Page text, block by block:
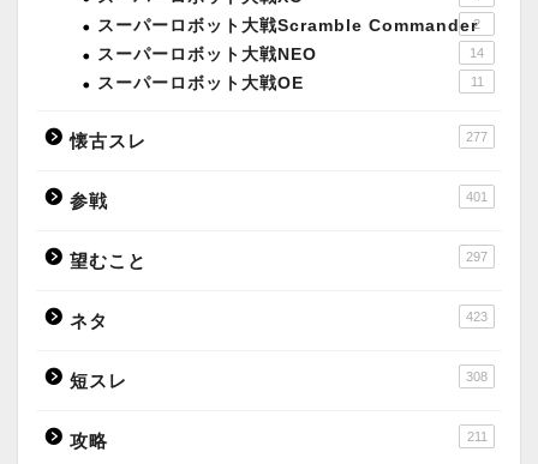
スーパーロボット大戦Scramble Commander2
スーパーロボット大戦NEO 14
スーパーロボット大戦OE 11
懐古スレ 277
参戦 401
望むこと 297
ネタ 423
短スレ 308
攻略 211